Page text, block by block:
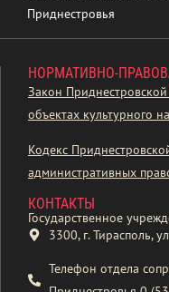
Приднестровья
НОРМАТИВНО-
Закон
объектах культурного
Кодекс
административных
КОНТАКТЫ
Государственное
3300, г. Тирасполь,
Телефон отдела